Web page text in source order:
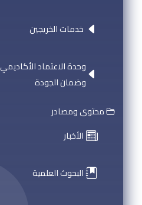
خدمات الخريجين
وحدة الاعتماد الأكاديمي
وضمان الجودة
محتوى ومصادر
الأخبار
البحوث العلمية